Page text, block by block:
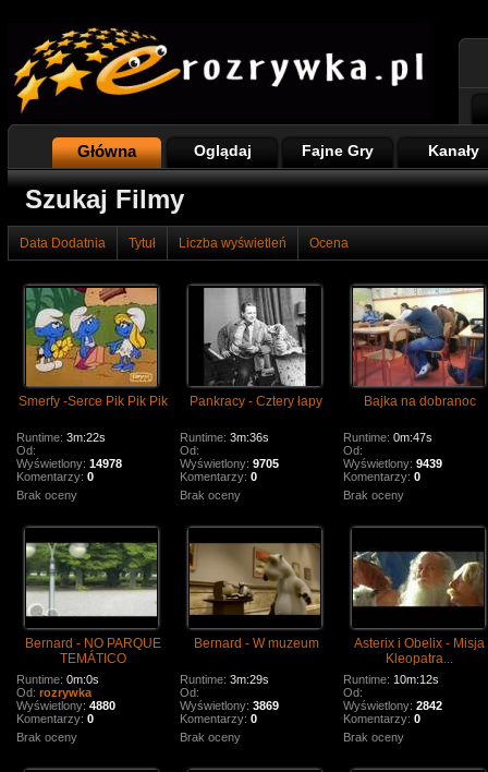
Główna Oglądaj Fajne Gry Kanały
Szukaj Filmy
Data Dodatnia Tytuł Liczba wyświetleń Ocena
Smerfy -Serce Pik Pik Pik
Runtime: 3m:22s
Od:
Wyświetlony: 14978
Komentarzy: 0
Brak oceny
Pankracy - Cztery łapy
Runtime: 3m:36s
Od:
Wyświetlony: 9705
Komentarzy: 0
Brak oceny
Bajka na dobranoc
Runtime: 0m:47s
Od:
Wyświetlony: 9439
Komentarzy: 0
Brak oceny
Bernard - NO PARQUE
TEMÁTICO
Runtime: 0m:0s
Od: rozrywka
Wyświetlony: 4880
Komentarzy: 0
Brak oceny
Bernard - W muzeum
Runtime: 3m:29s
Od:
Wyświetlony: 3869
Komentarzy: 0
Brak oceny
Asterix i Obelix - Misja
Kleopatra...
Runtime: 10m:12s
Od:
Wyświetlony: 2842
Komentarzy: 0
Brak oceny